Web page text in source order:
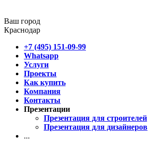
Ваш город
Краснодар
+7 (495) 151-09-99
Whatsapp
Услуги
Проекты
Как купить
Компания
Контакты
Презентации
Презентация для строителей
Презентация для дизайнеров
...